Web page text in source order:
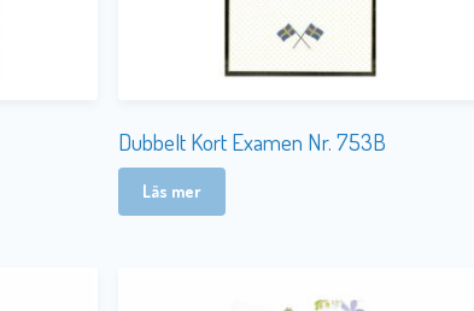
Dubbelt Kort Examen Nr. 753B
Läs mer